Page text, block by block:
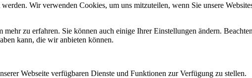
Wir verwenden Cookies, um uns mitzuteilen, wenn Sie unsere
zu erfahren. Sie können auch einige Ihrer Einstellungen ändern.
kann, die wir anbieten können.
Webseite verfügbaren Dienste und Funktionen zur Verfügung zu stellen.